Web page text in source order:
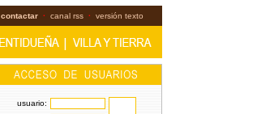
contactar · canal rss · versión texto
usuario: